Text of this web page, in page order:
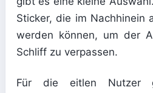
Sticker, die im Nachhinein
werden können, um der
Schliff zu verpassen.
Für die eitlen